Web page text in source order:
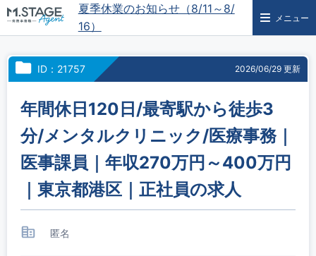
夏季休業のお知らせ（8/11～8/
16）
メニュー
ID：21757 2026/06/29 更新
年間休日120日/最寄駅から徒歩3
分/メンタルクリニック/医療事務｜
医事課員｜年収270万円～400万円
｜東京都港区｜正社員の求人
匿名